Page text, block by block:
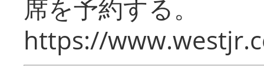
席を予約する。
https://